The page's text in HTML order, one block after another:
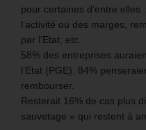
pour certaines d’entre elles
l’activité ou des marges,
par l’Etat, etc.
58% des entreprises
l’Etat (PGE). 84%
rembourser.
Resterait 16% de cas plus
sauvetage » qui restent à